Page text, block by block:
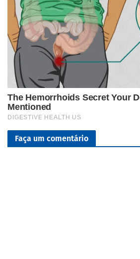
Faça um comentário